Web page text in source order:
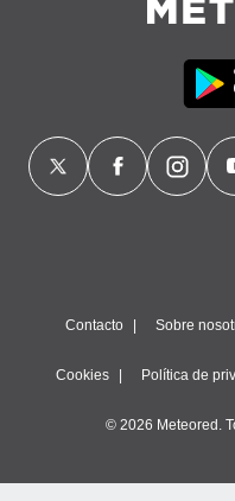
Contacto Sobre
Cookies Política de
© 2026 Meteored.